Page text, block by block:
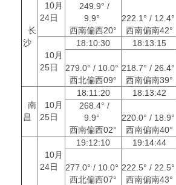
长
沙
10月
24日
249.9° /
9.9°
西南偏西20°
222.1° / 12.4°
西南偏南42°
10月
25日
18:10:30 18:13:15
279.0° / 10.0°
西北偏西09°
218.7° / 26.4°
西南偏南39°
南
昌
10月
25日
18:11:20 18:13:42
268.4° /
9.9°
西南偏西02°
220.0° / 18.9°
西南偏南40°
10月
24日
19:12:10 19:14:44
277.0° / 10.0°
西北偏西07°
222.5° / 22.5°
西南偏南43°